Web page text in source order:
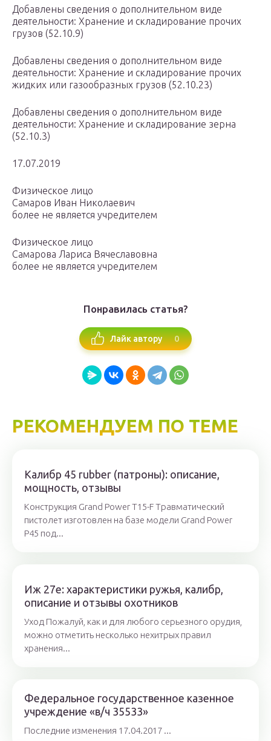
Добавлены сведения о дополнительном виде
деятельности: Хранение и складирование прочих
грузов (52.10.9)
Добавлены сведения о дополнительном виде
деятельности: Хранение и складирование прочих
жидких или газообразных грузов (52.10.23)
Добавлены сведения о дополнительном виде
деятельности: Хранение и складирование зерна
(52.10.3)
17.07.2019
Физическое лицо
Самаров Иван Николаевич
более не является учредителем
Физическое лицо
Самарова Лариса Вячеславовна
более не является учредителем
Понравилась статья?
Лайк автору 0
РЕКОМЕНДУЕМ ПО ТЕМЕ
Калибр 45 rubber (патроны): описание,
мощность, отзывы
Конструкция Grand Power T15-F Травматический
пистолет изготовлен на базе модели Grand Power
P45 под...
Иж 27е: характеристики ружья, калибр,
описание и отзывы охотников
Уход Пожалуй, как и для любого серьезного орудия,
можно отметить несколько нехитрых правил
хранения...
Федеральное государственное казенное
учреждение «в/ч 35533»
Последние изменения 17.04.2017 ...